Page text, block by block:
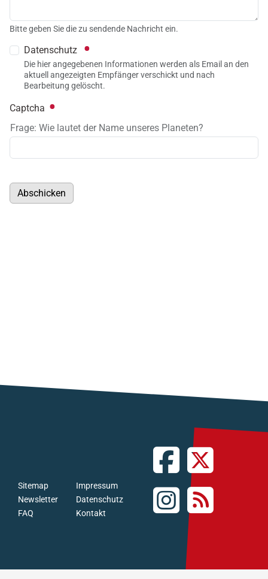
Bitte geben Sie die zu sendende Nachricht ein.
Datenschutz
Die hier angegebenen Informationen werden als Email an den
aktuell angezeigten Empfänger verschickt und nach
Bearbeitung gelöscht.
Captcha
Frage: Wie lautet der Name unseres Planeten?
Abschicken
FAQ
Newsletter
Sitemap
Kontakt
Datenschutz
Impressum